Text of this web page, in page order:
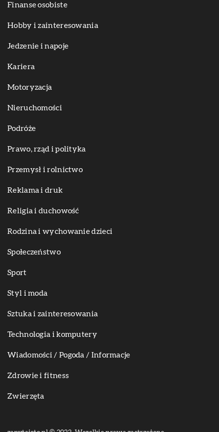
Finanse osobiste
Hobby i zainteresowania
Jedzenie i napoje
Kariera
Motoryzacja
Nieruchomości
Podróże
Prawo, rząd i polityka
Przemysł i rolnictwo
Reklama i druk
Religia i duchowość
Rodzina i wychowanie dzieci
Społeczeństwo
Sport
Styl i moda
Sztuka i zainteresowania
Technologia i komputery
Wiadomości / Pogoda / Informacje
Zdrowie i fitness
Zwierzęta